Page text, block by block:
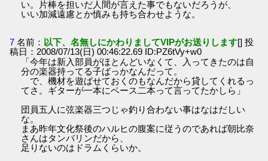
い。片棒を担いだ人間が言えた事でもないだろうが、
いい加減遠慮とか慎みも持ち合わせような。
7 名前： 以下、名無しにかわりましてVIPがお送りします[] 投
稿日：2008/07/13(日) 00:46:22.69 ID:PZ6tVy+w0
「今年は新入部員がほとんどいなくて、入ってきたのは自
分の楽器持ってる子ばっかなんだって。
で、機材を遊ばせておくのもなんだから貸してくれるっ
てさ。ギターが一本にベース二本って言ってたかしら」
団員五人に弦楽器三つじゃ釣り合わない事はなはだしい
な。
まあ昨年文化祭後のハルヒの腹案に従うのであれば朝比奈
さんはタンバリンだから、
足りないのはドラムくらいか。